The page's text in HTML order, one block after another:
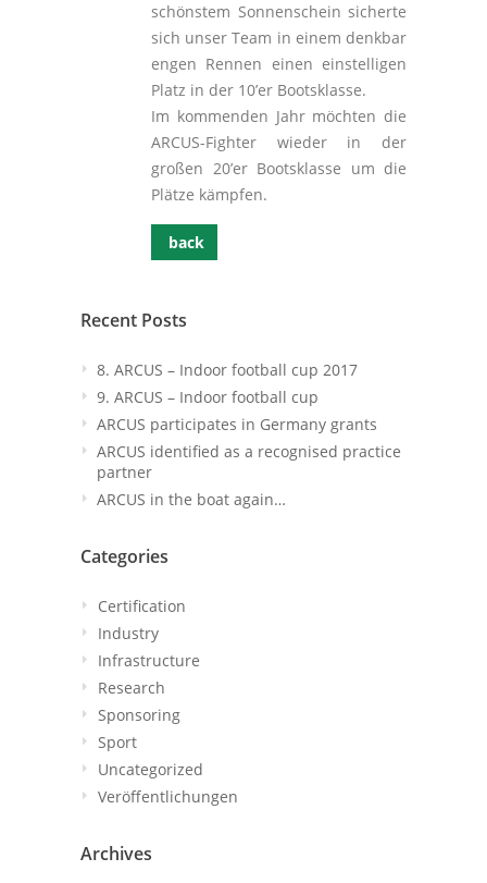
schönstem Sonnenschein sicherte
sich unser Team in einem denkbar
engen Rennen einen einstelligen
Platz in der 10’er Bootsklasse.
Im kommenden Jahr möchten die
ARCUS-Fighter wieder in der
großen 20’er Bootsklasse um die
Plätze kämpfen.
back
Recent Posts
8. ARCUS – Indoor football cup 2017
9. ARCUS – Indoor football cup
ARCUS participates in Germany grants
ARCUS identified as a recognised practice
partner
ARCUS in the boat again…
Categories
Certification
Industry
Infrastructure
Research
Sponsoring
Sport
Uncategorized
Veröffentlichungen
Archives